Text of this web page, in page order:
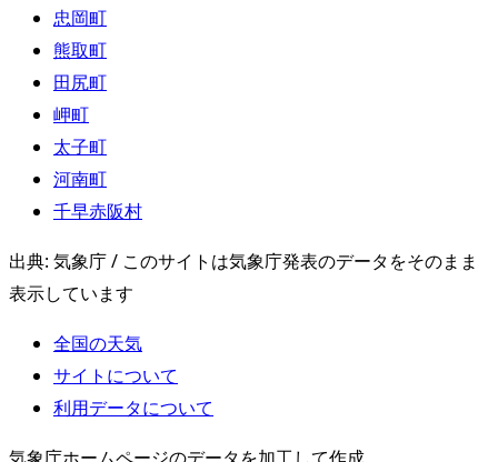
忠岡町
熊取町
田尻町
岬町
太子町
河南町
千早赤阪村
出典: 気象庁 / このサイトは気象庁発表のデータをそのまま
表示しています
全国の天気
サイトについて
利用データについて